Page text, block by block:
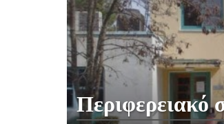
Περιφερειακό